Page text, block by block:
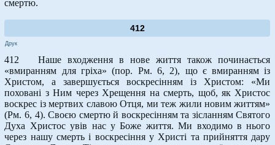
смертю.
412
Друк
412 Наше входження в нове життя також починається
«вмиранням для гріха» (пор. Рм. 6, 2), що є вмиранням із
Христом, а завершується воскресінням із Христом: «Ми
поховані з Ним через Хрещення на смерть, щоб, як Христос
воскрес із мертвих славою Отця, ми теж жили новим життям»
(Рм. 6, 4). Своєю смертю й воскресінням та зісланням Святого
Духа Христос увів нас у Боже життя. Ми входимо в нього
через нашу смерть і воскресіння у Христі та прийняття дару